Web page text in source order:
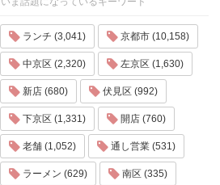
ランチ (3,041) 京都市 (10,158)
中京区 (2,320) 左京区 (1,630)
新店 (680) 伏見区 (992)
下京区 (1,331) 開店 (760)
老舗 (1,052) 通し営業 (531)
ラーメン (629) 南区 (335)